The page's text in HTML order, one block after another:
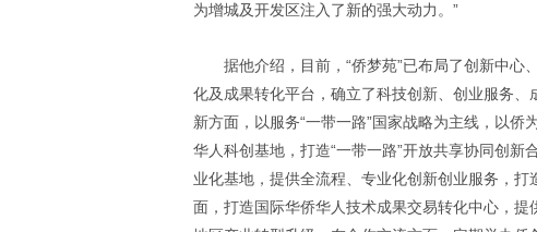
为增城及开发区注入了新的强大动力。”
据他介绍，目前，“侨梦苑”已布局了创新中
化及成果转化平台，确立了科技创新、创业服务
新方面，以服务“一带一路”国家战略为主线，以
华人科创基地，打造“一带一路”开放共享协同创
业化基地，提供全流程、专业化创新创业服务，
面，打造国际华侨华人技术成果交易转化中心，